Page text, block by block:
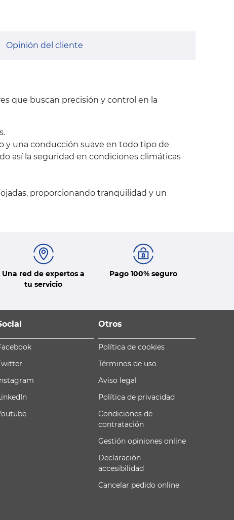
Opinión del cliente
que buscan precisión y control en la
y una conducción suave en todo tipo de
así la seguridad en condiciones climáticas
proporcionando tranquilidad y un
Una red de expertos a
tu servicio
Pago 100% seguro
Otros
Política de cookies
Términos de uso
Aviso legal
Política de privacidad
Condiciones de
contratación
Gestión opiniones online
Declaración
accesibilidad
Cancelar pedido online